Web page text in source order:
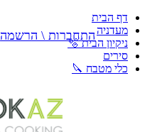
דף הבית
מעדניה
ניקיון הבית 🫧
סירים
כלי מטבח 🔪
התחברות \ הרשמה